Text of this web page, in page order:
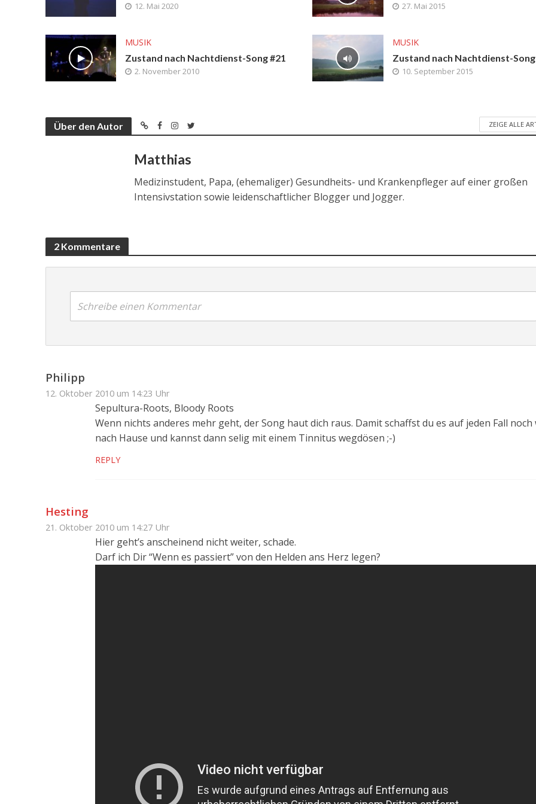
12. Mai 2020 27. Mai 2015
MUSIK
Zustand nach Nachtdienst-Song #21
2. November 2010
MUSIK
Zustand nach Nachtdienst-
10. September 2015
Über den Autor ZEIGE ALLE
Matthias
Medizinstudent, Papa, (ehemaliger) Gesundheits- und Krankenpfleger auf einer großen
Intensivstation sowie leidenschaftlicher Blogger und Jogger.
2 Kommentare
Schreibe einen Kommentar
Philipp
12. Oktober 2010 um 14:23 Uhr
Sepultura-Roots, Bloody Roots
Wenn nichts anderes mehr geht, der Song haut dich raus. Damit schaffst du es auf jeden Fall noch
nach Hause und kannst dann selig mit einem Tinnitus wegdösen ;-)
REPLY
Hesting
21. Oktober 2010 um 14:27 Uhr
Hier geht’s anscheinend nicht weiter, schade.
Darf ich Dir “Wenn es passiert” von den Helden ans Herz legen?